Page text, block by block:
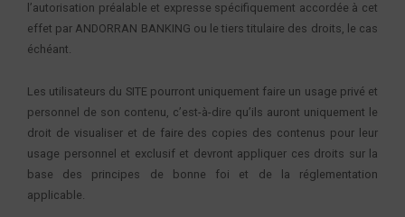
l’autorisation préalable et expresse spécifiquement accordée à cet
effet par ANDORRAN BANKING ou le tiers titulaire des droits, le cas
échéant.
Les utilisateurs du SITE pourront uniquement faire un usage privé et
personnel de son contenu, c’est-à-dire qu’ils auront uniquement le
droit de visualiser et de faire des copies des contenus pour leur
usage personnel et exclusif et devront appliquer ces droits sur la
base des principes de bonne foi et de la réglementation
applicable.